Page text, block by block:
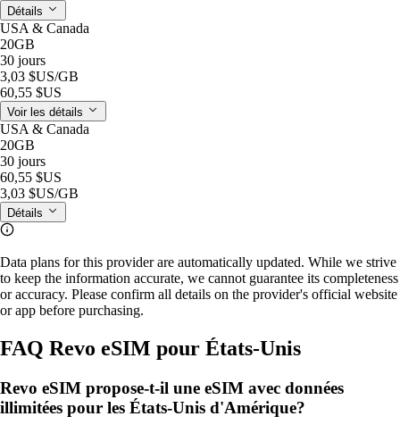
Détails
USA & Canada
20GB
30 jours
3,03 $US/GB
60,55 $US
Voir les détails
USA & Canada
20GB
30 jours
60,55 $US
3,03 $US/GB
Détails
Data plans for this provider are automatically updated. While we strive
to keep the information accurate, we cannot guarantee its completeness
or accuracy. Please confirm all details on the provider's official website
or app before purchasing.
FAQ Revo eSIM pour États-Unis
Revo eSIM propose-t-il une eSIM avec données
illimitées pour les États-Unis d'Amérique?